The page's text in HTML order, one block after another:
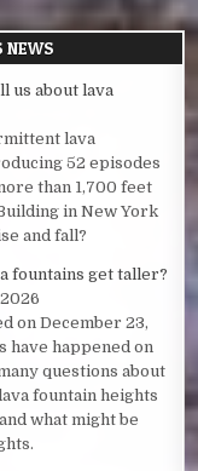
NEWS
us about lava
lava
52 episodes
than 1,700 feet
in New York
and fall?
fountains get taller?
on December 23,
have happened on
questions about
fountain heights
what might be